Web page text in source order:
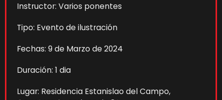
Instructor: Varios ponentes
Tipo: Evento de ilustración
Fechas: 9 de Marzo de 2024
Duración: 1 dia
Lugar: Residencia Estanislao del Campo,